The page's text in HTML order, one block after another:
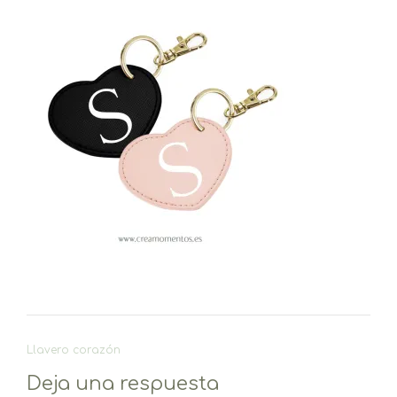
Navegación
entradas
Llavero corazón
Deja una respuesta